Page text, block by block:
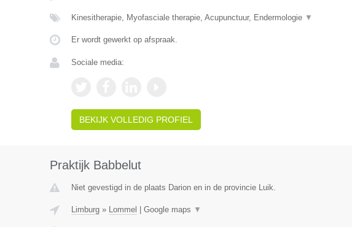
Kinesitherapie, Myofasciale therapie, Acupunctuur, Endermologie ▼
Er wordt gewerkt op afspraak.
Sociale media:
BEKIJK VOLLEDIG PROFIEL
Praktijk Babbelut
Niet gevestigd in de plaats Darion en in de provincie Luik.
Limburg» Lommel Google maps ▼